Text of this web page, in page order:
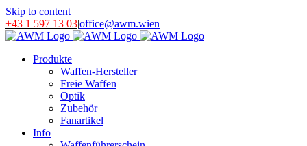
Skip to content
+43 1 597 13 03|office@awm.wien
Produkte
Waffen-Hersteller
Freie Waffen
Optik
Zubehör
Fanartikel
Info